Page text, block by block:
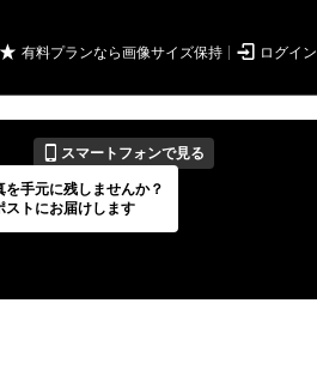
★ 有料プランなら画像サイズ保持  ログイン
📱 スマートフォンで見る
期間
---
を手元に残しませんか？
ストにお届けします